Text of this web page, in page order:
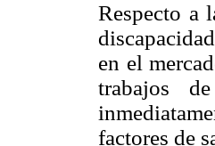
Respecto a
en el
trabajos
factores de